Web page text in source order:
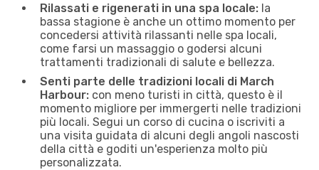
Rilassati e rigenerati in una spa locale: la
bassa stagione è anche un ottimo momento per
concedersi attività rilassanti nelle spa locali,
come farsi un massaggio o godersi alcuni
trattamenti tradizionali di salute e bellezza.
Senti parte delle tradizioni locali di March
Harbour: con meno turisti in città, questo è il
momento migliore per immergerti nelle tradizioni
più locali. Segui un corso di cucina o iscriviti a
una visita guidata di alcuni degli angoli nascosti
della città e goditi un'esperienza molto più
personalizzata.